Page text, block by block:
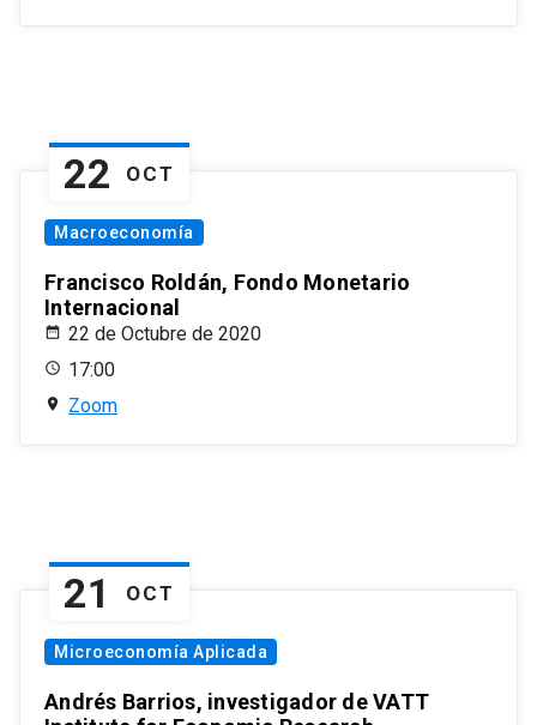
22 OCT
Macroeconomía
Francisco Roldán, Fondo Monetario
Internacional
22 de Octubre de 2020
17:00
Zoom
21 OCT
Microeconomía Aplicada
Andrés Barrios, investigador de VATT